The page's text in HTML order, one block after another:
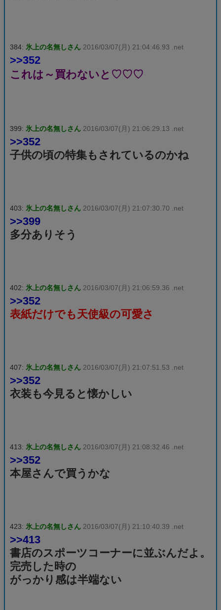
384: 氷上の名無しさん 2016/03/07(月) 21:04:46.93 .net
>>352
これは～買わないと♡♡♡
399: 氷上の名無しさん 2016/03/07(月) 21:06:29.13 .net
>>352
子供の頃の特集もされているのかね
403: 氷上の名無しさん 2016/03/07(月) 21:07:30.70 .net
>>399
多分ありそう
402: 氷上の名無しさん 2016/03/07(月) 21:06:59.36 .net
>>352
表紙だけでも天使級の可愛さ
407: 氷上の名無しさん 2016/03/07(月) 21:07:51.53 .net
>>352
衣装も今見ると懐かしい
413: 氷上の名無しさん 2016/03/07(月) 21:08:32.46 .net
>>352
本屋さんで買うかな
423: 氷上の名無しさん 2016/03/07(月) 21:10:40.39 .net
>>413
書店のスポーツコーナーに並ぶんだよ。
完売した時の
がっかり感は半端ない